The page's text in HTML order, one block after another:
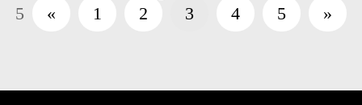
5
« 1 2 3 4 5 »